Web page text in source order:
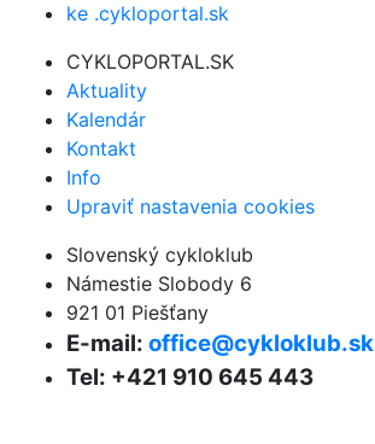
ke .cykloportal.sk
CYKLOPORTAL.SK
Aktuality
Kalendár
Kontakt
Info
Upraviť nastavenia cookies
Slovenský cykloklub
Námestie Slobody 6
921 01 Piešťany
E-mail: office@cykloklub.sk
Tel: +421 910 645 443